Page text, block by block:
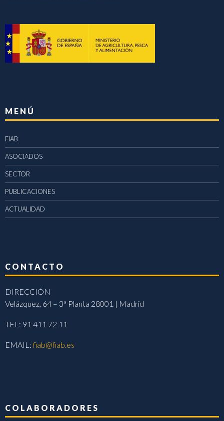
MENÚ
FIAB
ASOCIADOS
SECTOR
PUBLICACIONES
ACTUALIDAD
CONTACTO
DIRECCIÓN
Velázquez, 64 – 3ª Planta 28001 | Madrid
TEL: 91 411 72 11
EMAIL:fiab@fiab.es
COLABORADORES